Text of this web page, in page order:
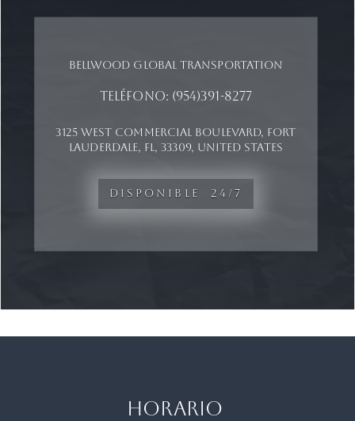
Bellwood global transportation
TELÉFONO: (954)391-8277
3125 WEST COMMERCIAL BOULEVARD, FORT
LAUDERDALE, FL, 33309, UNITED STATES
DISPONIBLE 24/7
HORARIO